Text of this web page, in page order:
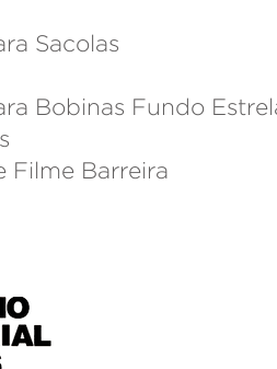
Sacolas
Bobinas Fundo
Filme Barreira